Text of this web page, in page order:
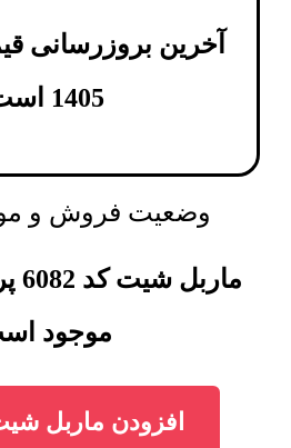
1405 است.
وضعیت فروش و
موجود